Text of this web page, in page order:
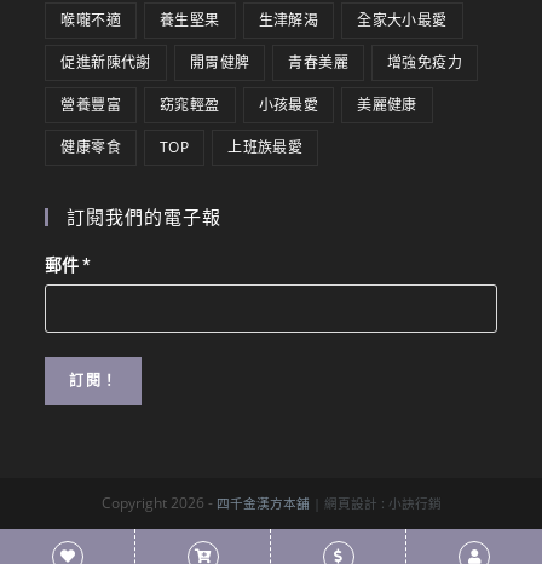
喉嚨不適 養生堅果 生津解渴 全家大小最愛
促進新陳代謝 開胃健脾 青春美麗 增強免疫力
營養豐富 窈窕輕盈 小孩最愛 美麗健康
健康零食 TOP 上班族最愛
訂閱我們的電子報
郵件*
Copyright 2026 - 四千金漢方本舖 | 網頁設計 : 小訣行銷